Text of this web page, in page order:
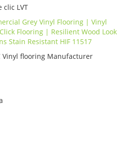
clic LVT
Grey Vinyl Flooring | Vinyl
Flooring | Resilient Wood Look
Stain Resistant HIF 11517
Vinyl flooring Manufacturer